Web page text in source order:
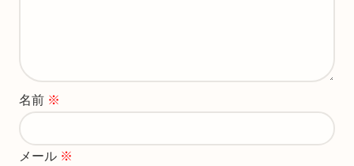
名前 ※
メール ※